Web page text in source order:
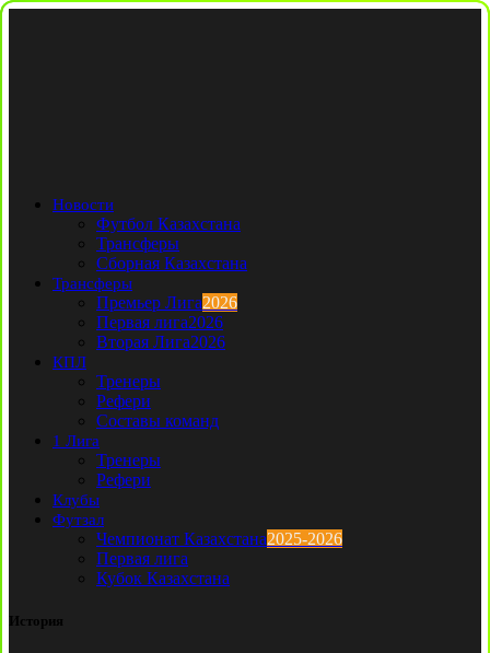
Новости
Футбол Казахстана
Трансферы
Сборная Казахстана
Трансферы
Премьер Лига2026
Первая лига2026
Вторая Лига2026
КПЛ
Тренеры
Рефери
Составы команд
1 Лига
Тренеры
Рефери
Клубы
Футзал
Чемпионат Казахстана2025-2026
Первая лига
Кубок Казахстана
История